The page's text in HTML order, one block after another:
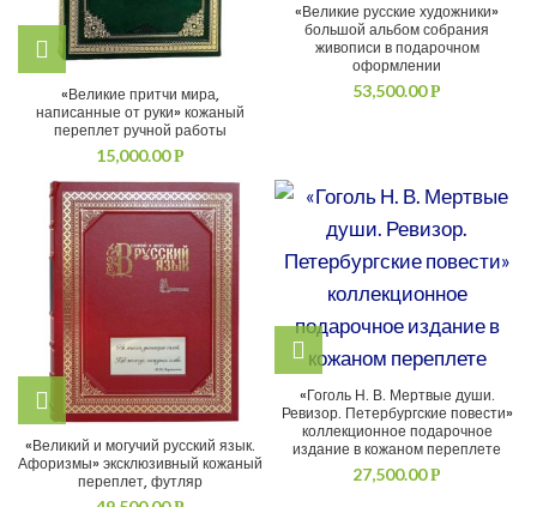
«Великие притчи мира,
написанные от руки» кожаный
переплет ручной работы
15,000.00Р
«Великие русские художники»
большой альбом собрания
живописи в подарочном
оформлении
53,500.00Р
«Великий и могучий русский язык.
Афоризмы» эксклюзивный кожаный
переплет, футляр
«Гоголь Н. В. Мертвые души.
Ревизор. Петербургские повести»
коллекционное подарочное
издание в кожаном переплете
27,500.00Р